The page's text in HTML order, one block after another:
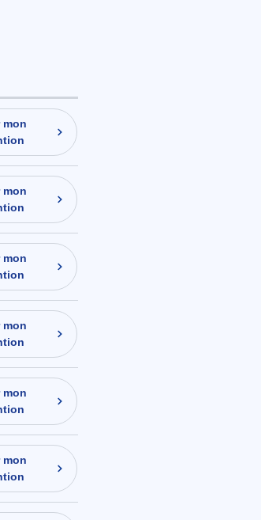
mon
mon
mon
mon
mon
mon